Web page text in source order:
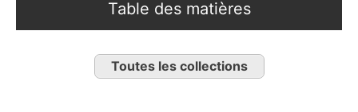
Table des matières
Toutes les collections